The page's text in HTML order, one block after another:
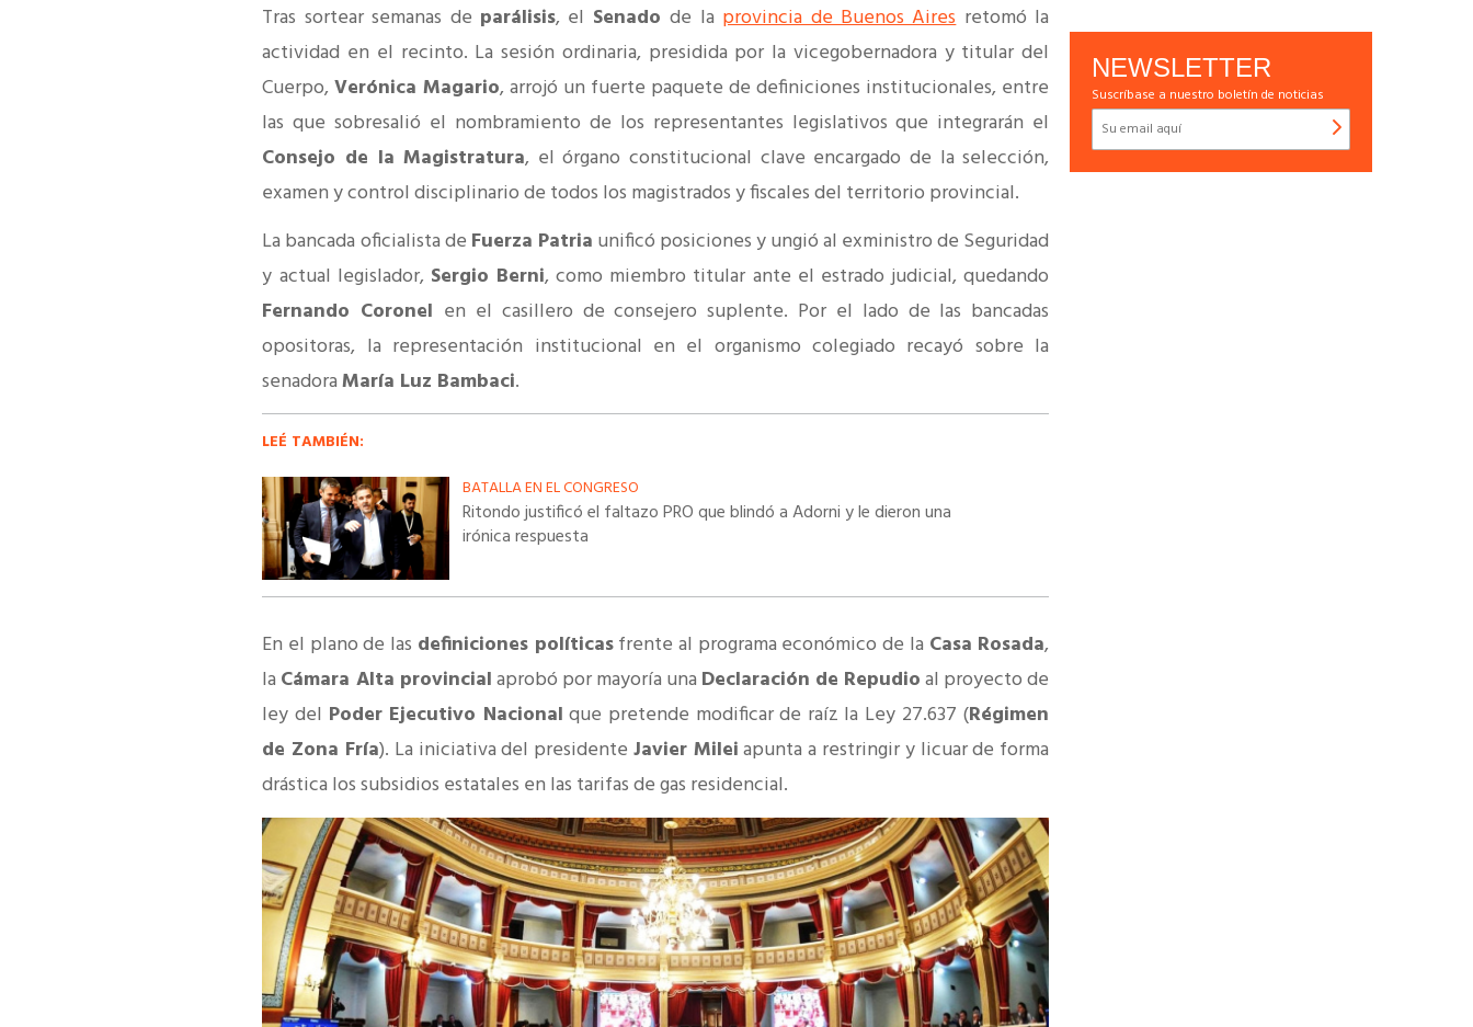
Tras sortear semanas de parálisis, el Senadode la provincia de Buenos Airesretomó la
actividad en el recinto. La sesión ordinaria, presidida por la vicegobernadora y titular del
Cuerpo,Verónica Magario, arrojó un fuerte paquete de definiciones institucionales, entre
las que sobresalió el nombramiento de los representantes legislativos que integrarán el
Consejo de la Magistratura, el órgano constitucional clave encargado de la selección,
examen y control disciplinario de todos los magistrados y fiscales del territorio provincial.
La bancada oficialista de Fuerza Patria unificó posiciones y ungió al exministro de Seguridad
y actual legislador, Sergio Berni, como miembro titular ante el estrado judicial, quedando
Fernando Coronel en el casillero de consejero suplente. Por el lado de las bancadas
opositoras, la representación institucional en el organismo colegiado recayó sobre la
senadoraMaría Luz Bambaci.
LEÉ TAMBIÉN:
BATALLA EN EL CONGRESO
Ritondo justificó el faltazo PRO que blindó a Adorni y le dieron una
irónica respuesta
En el plano de las definiciones políticasfrente al programa económico de la Casa Rosada,
la Cámara Alta provincialaprobó por mayoría una Declaración de Repudioal proyecto de
ley del Poder Ejecutivo Nacional que pretende modificar de raíz la Ley 27.637 (Régimen
de Zona Fría). La iniciativa del presidente Javier Mileiapunta a restringir y licuar de forma
drástica los subsidios estatales en las tarifas de gas residencial.
NEWSLETTER
Suscríbase a nuestro boletín de noticias